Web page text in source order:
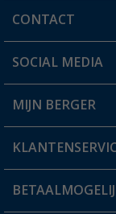
CONTACT
Een vraag?
Winkel vinden
SOCIAL MEDIA
MIJN BERGER
Mijn account
Status bestelling
FAQ & Contact